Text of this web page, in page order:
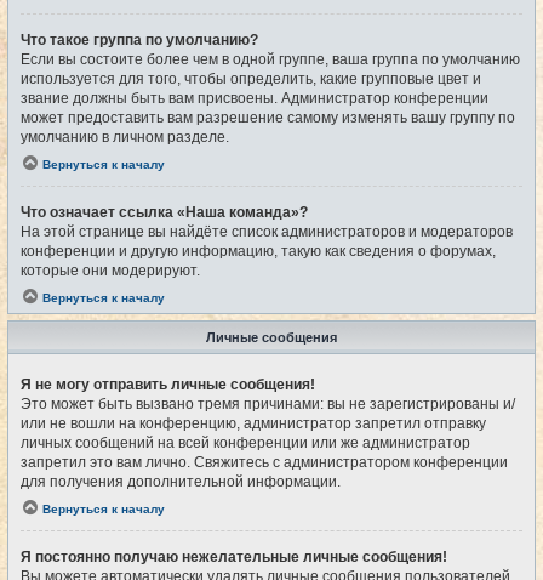
Что такое группа по умолчанию?
Если вы состоите более чем в одной группе, ваша группа по умолчанию
используется для того, чтобы определить, какие групповые цвет и
звание должны быть вам присвоены. Администратор конференции
может предоставить вам разрешение самому изменять вашу группу по
умолчанию в личном разделе.
Вернуться к началу
Что означает ссылка «Наша команда»?
На этой странице вы найдёте список администраторов и модераторов
конференции и другую информацию, такую как сведения о форумах,
которые они модерируют.
Вернуться к началу
Личные сообщения
Я не могу отправить личные сообщения!
Это может быть вызвано тремя причинами: вы не зарегистрированы и/
или не вошли на конференцию, администратор запретил отправку
личных сообщений на всей конференции или же администратор
запретил это вам лично. Свяжитесь с администратором конференции
для получения дополнительной информации.
Вернуться к началу
Я постоянно получаю нежелательные личные сообщения!
Вы можете автоматически удалять личные сообщения пользователей,